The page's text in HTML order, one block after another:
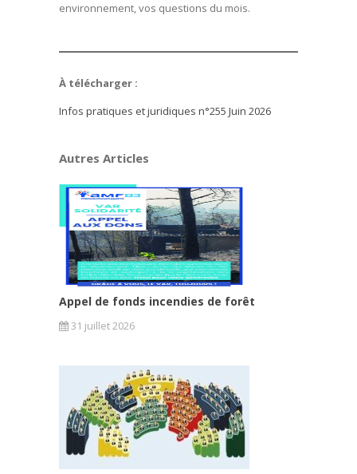
environnement, vos questions du mois.
À télécharger :
Infos pratiques et juridiques n°255 Juin 2026
Autres Articles
Appel de fonds incendies de forêt
31 juillet 2026